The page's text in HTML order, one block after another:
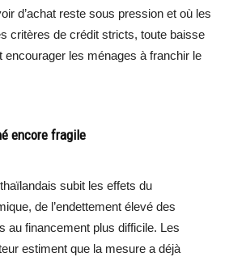
d’achat reste sous pression et où les
critères de crédit stricts, toute baisse
encourager les ménages à franchir le
encore fragile
subit les effets du
de l’endettement élevé des
au financement plus difficile. Les
estiment que la mesure a déjà